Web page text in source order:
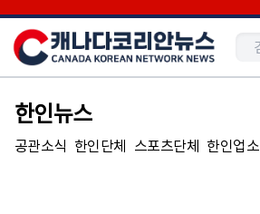
한인뉴스
공관소식 한인단체 스포츠단체 한인업소